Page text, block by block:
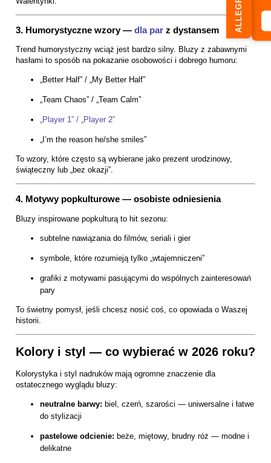
3. Humorystyczne wzory — dla par z dystansem
Trend humorystyczny wciąż jest bardzo silny. Bluzy z zabawnymi
hasłami to sposób na pokazanie osobowości i dobrego humoru:
„Better Half” / „My Better Half”
„Team Chaos” / „Team Calm”
„Player 1” / „Player 2”
„I’m the reason he/she smiles”
To wzory, które często są wybierane jako prezent urodzinowy,
świąteczny lub „bez okazji”.
4. Motywy popkulturowe — osobiste odniesienia
Bluzy inspirowane popkulturą to hit sezonu:
subtelne nawiązania do filmów, seriali i gier
symbole, które rozumieją tylko „wtajemniczeni”
grafiki z motywami pasującymi do wspólnych zainteresowań
pary
To świetny pomysł, jeśli chcesz nosić coś, co opowiada o Waszej
historii.
Kolory i styl — co wybierać w 2026 roku?
Kolorystyka i styl nadruków mają ogromne znaczenie dla
ostatecznego wyglądu bluzy:
neutralne barwy: biel, czerń, szarości — uniwersalne i łatwe
do stylizacji
pastelowe odcienie: beże, miętowy, brudny róż — modne i
delikatne
ALLEGRO